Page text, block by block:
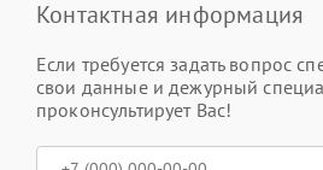
Контактная информация
Если требуется задать вопрос
свои данные и дежурный
проконсультирует Вас!